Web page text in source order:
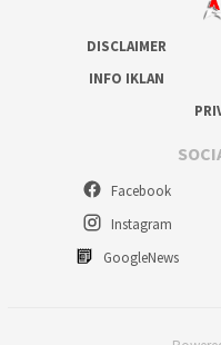
DISCLAIMER
INFO IKLAN
Facebook
Instagram
GoogleNews